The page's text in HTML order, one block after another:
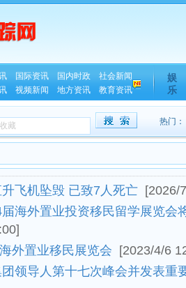
国际资讯 国内时政
社会新闻
视频新闻 地方资讯 教育资讯
娱
乐
热门：
飞机坠毁 已致7人死亡 [2026/
海外置业投资移民留学展览会
外置业移民展览会 [2023/4/6
领导人第十七次峰会并发表重